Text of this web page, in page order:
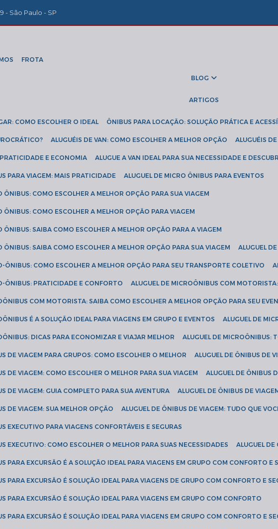
- São Paulo - SP
FROTA
BLOG
ARTIGOS
COMO ESCOLHER O IDEAL ÔNIBUS PARA LOCAÇÃO: SOLUÇÃO PRÁTICA E
ALUGUÉIS DE VAN: COMO ESCOLHER A MELHOR OPÇÃO ALUGUÉIS
PRATICIDADE E ECONOMIA ALUGUE A VAN IDEAL PARA SUA NECESSIDADE E
PARA VIAGEM: MAIS PRATICIDADE ALUGUEL DE MICRO ÔNIBUS PARA EVENTOS
ÔNIBUS: COMO ESCOLHER A MELHOR OPÇÃO PARA SUA VIAGEM
ÔNIBUS: COMO ESCOLHER A MELHOR OPÇÃO PARA VIAGEM
ÔNIBUS: SAIBA COMO ESCOLHER A MELHOR OPÇÃO PARA A VIAGEM
ÔNIBUS: SAIBA COMO ESCOLHER A MELHOR OPÇÃO PARA SUA VIAGEM ALUGUEL
ÔNIBUS: COMO ESCOLHER A MELHOR OPÇÃO PARA SEU TRANSPORTE COLETIVO
ÔNIBUS: PRATICIDADE E CONFORTO ALUGUEL DE MICROÔNIBUS COM
COM MOTORISTA: SAIBA COMO ESCOLHER A MELHOR OPÇÃO PARA SEU
É A SOLUÇÃO IDEAL PARA VIAGENS EM GRUPO E EVENTOS ALUGUEL DE
DICAS PARA ECONOMIZAR E VIAJAR MELHOR ALUGUEL DE MICROÔNIBUS:
DE VIAGEM PARA GRUPOS: COMO ESCOLHER O MELHOR ALUGUEL DE ÔNIBUS DE
DE VIAGEM: COMO ESCOLHER O MELHOR PARA SUA VIAGEM ALUGUEL DE ÔNIBUS
DE VIAGEM: GUIA COMPLETO PARA SUA AVENTURA ALUGUEL DE ÔNIBUS DE
DE VIAGEM: SUA MELHOR OPÇÃO ALUGUEL DE ÔNIBUS DE VIAGEM: TUDO QUE
EXECUTIVO PARA VIAGENS CONFORTÁVEIS E SEGURAS
EXECUTIVO: COMO ESCOLHER O MELHOR PARA SUAS NECESSIDADES ALUGUEL
PARA EXCURSÃO É A SOLUÇÃO IDEAL PARA VIAGENS EM GRUPO COM CONFORTO E
PARA EXCURSÃO É SOLUÇÃO IDEAL PARA VIAGENS DE GRUPO COM CONFORTO E
PARA EXCURSÃO É SOLUÇÃO IDEAL PARA VIAGENS EM GRUPO COM CONFORTO
PARA EXCURSÃO É SOLUÇÃO IDEAL PARA VIAGENS EM GRUPO COM CONFORTO E